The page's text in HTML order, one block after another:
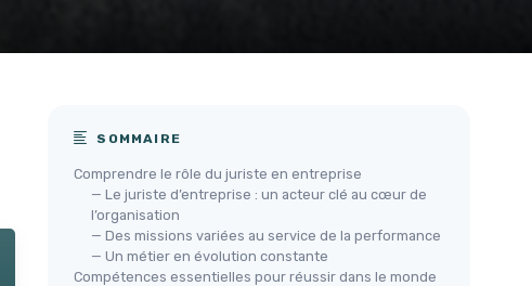
SOMMAIRE
Comprendre le rôle du juriste en entreprise
— Le juriste d’entreprise : un acteur clé au cœur de
l’organisation
— Des missions variées au service de la performance
— Un métier en évolution constante
Compétences essentielles pour réussir dans le monde